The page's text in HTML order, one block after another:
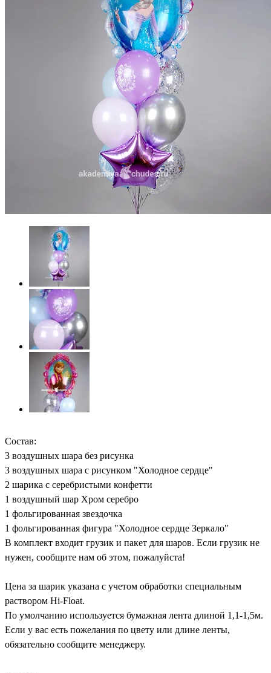
Состав:
3 воздушных шара без рисунка
3 воздушных шара с рисунком "Холодное сердце"
2 шарика с серебристыми конфетти
1 воздушный шар Хром серебро
1 фольгированная звездочка
1 фольгированная фигура "Холодное сердце Зеркало"
В комплект входит грузик и пакет для шаров. Если грузик не
нужен, сообщите нам об этом, пожалуйста!
Цена за шарик указана с учетом обработки специальным
раствором Hi-Float.
По умолчанию используется бумажная лента длиной 1,1-1,5м.
Если у вас есть пожелания по цвету или длине ленты,
обязательно сообщите менеджеру.